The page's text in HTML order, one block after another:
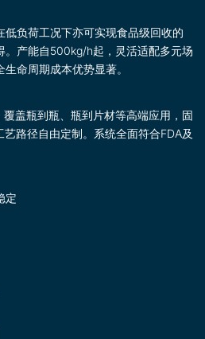
负荷工况下亦可实现食品级回收的
。产能自500kg/h起，灵活适配多元场
命周期成本优势显著。
盖瓶到瓶、瓶到片材等高端应用，固
路径自由定制。系统全面符合FDA及
定